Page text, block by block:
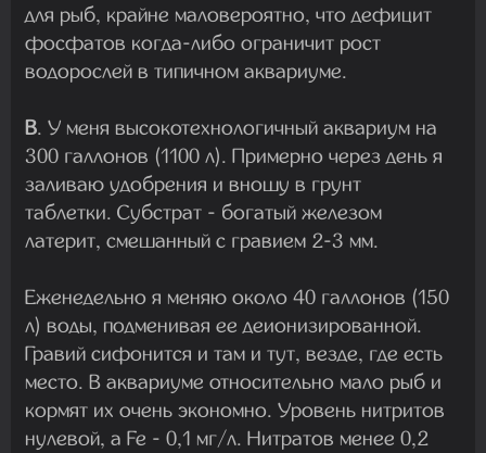
для рыб, крайне маловероятно, что дефицит
фосфатов когда-либо ограничит рост
водорослей в типичном аквариуме.
В. У меня высокотехнологичный аквариум на
300 галлонов (1100 л). Примерно через день я
заливаю удобрения и вношу в грунт
таблетки. Субстрат - богатый железом
латерит, смешанный с гравием 2-3 мм.
Еженедельно я меняю около 40 галлонов (150
л) воды, подменивая ее деионизированной.
Гравий сифонится и там и тут, везде, где есть
место. В аквариуме относительно мало рыб и
кормят их очень экономно. Уровень нитритов
нулевой, а Fe - 0,1 мг/л. Нитратов менее 0,2